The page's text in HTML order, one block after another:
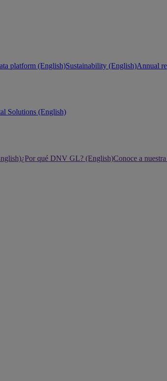
platform (English)Sustainability (English)Annual
Solutions (English)
¿Por qué DNV GL? (English)Conoce a